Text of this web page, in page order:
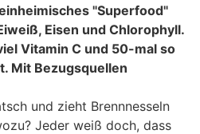
"Superfood"
Eisen und Chlorophyll.
Vitamin C und 50-mal so
Mit Bezugsquellen
und zieht Brenn­nes­seln
Jeder weiß doch, dass